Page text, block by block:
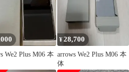
We2 Plus M06 本
¥28,700
arrows We2 Plus M06 本
体